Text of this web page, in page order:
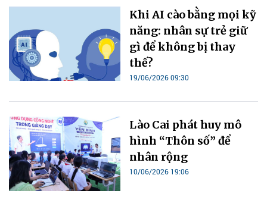
Khi AI cào bằng mọi kỹ
năng: nhân sự trẻ giữ
gì để không bị thay
thế?
19/06/2026 09:30
Lào Cai phát huy mô
hình “Thôn số” để
nhân rộng
10/06/2026 19:06